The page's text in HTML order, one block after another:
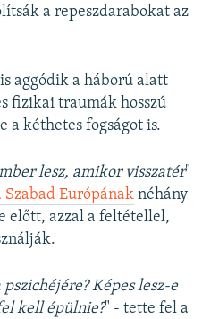
a repeszdarabokat az
aggódik a háború alatt
fizikai traumák hosszú
a kéthetes fogságot is.
lesz, amikor visszatér"
Szabad Európának néhány
előtt, azzal a feltétellel,
Képes lesz-e
kell épülnie?" - tette fel a